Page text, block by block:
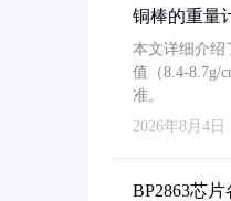
铜棒的重量
本文详细介绍
值（8.4-8.7g/
准。
2026年8月4日
BP2863芯